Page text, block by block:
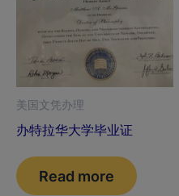
美国文凭办理
办特拉华大学毕业证
Read more